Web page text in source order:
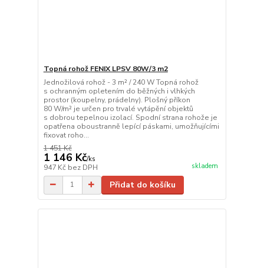
Topná rohož FENIX LPSV 80W/3 m2
Jednožilová rohož - 3 m² / 240 W Topná rohož
s ochranným opletením do běžných i vlhkých
prostor (koupelny, prádelny). Plošný příkon
80 W/m² je určen pro trvalé vytápění objektů
s dobrou tepelnou izolací. Spodní strana rohože je
opatřena oboustranně lepící páskami, umožňujícími
fixovat roho...
1 451 Kč
1 146 Kč/ks
947 Kč bez DPH skladem
Přidat do košíku